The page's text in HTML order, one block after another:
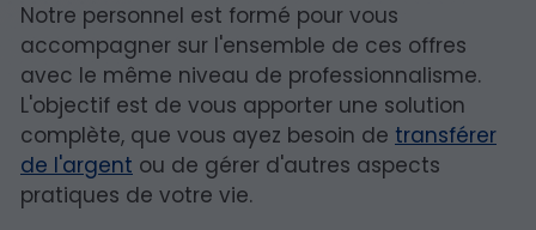
Notre personnel est formé pour vous
accompagner sur l'ensemble de ces offres
avec le même niveau de professionnalisme.
L'objectif est de vous apporter une solution
complète, que vous ayez besoin de transférer
de l'argent ou de gérer d'autres aspects
pratiques de votre vie.